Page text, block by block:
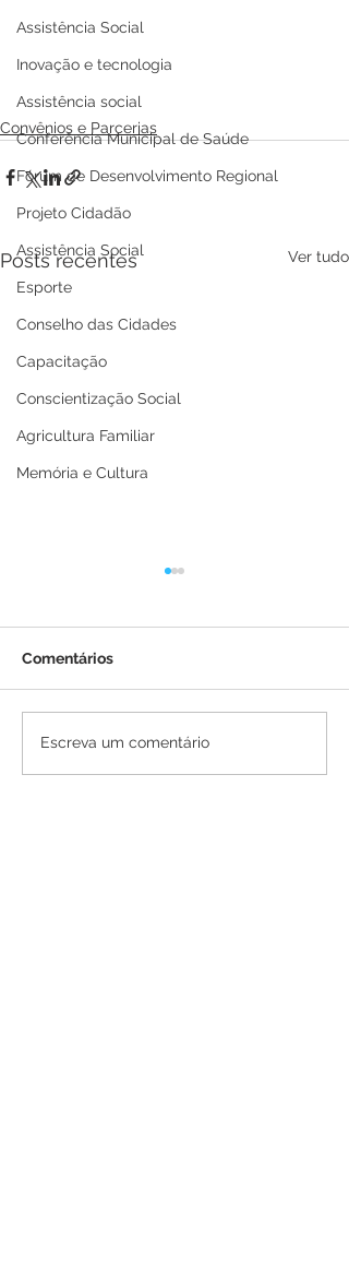
Assistência Social
Inovação e tecnologia
Assistência social
Conferência Municipal de Saúde
Fórum de Desenvolvimento Regional
Projeto Cidadão
Assistência Social
Esporte
Conselho das Cidades
Capacitação
Conscientização Social
Agricultura Familiar
Memória e Cultura
Convênios e Parcerias
Posts recentes Ver tudo
Prefeitura de Brasiléia e
Comentários
Escreva um comentário